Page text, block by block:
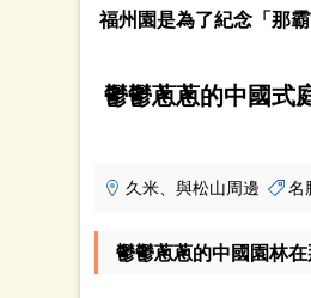
福州園是為了紀念「那
鬱鬱蔥蔥的中國式
久米、與松山周邊
名
鬱鬱蔥蔥的中國園林